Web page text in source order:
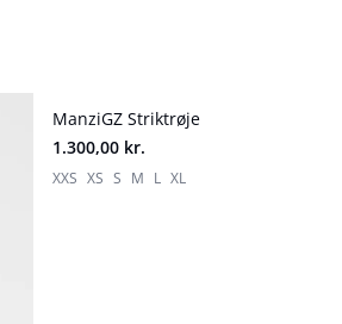
ManziGZ Striktrøje
1.300,00 kr.
XXS XS S M L XL